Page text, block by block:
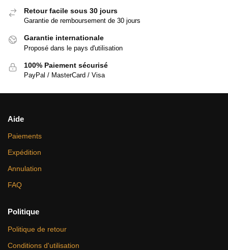
Retour facile sous 30 jours
Garantie de remboursement de 30 jours
Garantie internationale
Proposé dans le pays d'utilisation
100% Paiement sécurisé
PayPal / MasterCard / Visa
Aide
Paiements
Expédition
Annulation
FAQ
Politique
Politique de retour
Conditions d'utilisation